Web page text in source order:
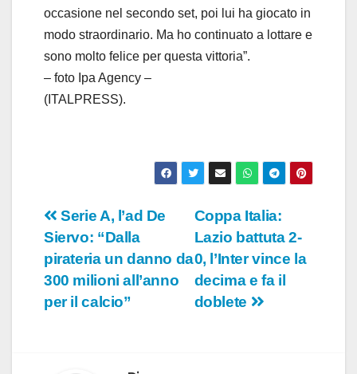
occasione nel secondo set, poi lui ha giocato in
modo straordinario. Ma ho continuato a lottare e
sono molto felice per questa vittoria”.
– foto Ipa Agency –
(ITALPRESS).
Navigazione
articoli
Coppa Italia:
Lazio battuta 2-
0, l’Inter vince la
decima e fa il
doblete
Serie A, l’ad De
Siervo: “Dalla
pirateria un danno da
300 milioni all’anno
per il calcio”